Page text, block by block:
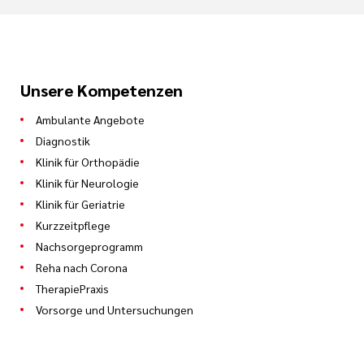
Unsere Kompetenzen
Ambulante Angebote
Diagnostik
Klinik für Orthopädie
Klinik für Neurologie
Klinik für Geriatrie
Kurzzeitpflege
Nachsorgeprogramm
Reha nach Corona
TherapiePraxis
Vorsorge und Untersuchungen